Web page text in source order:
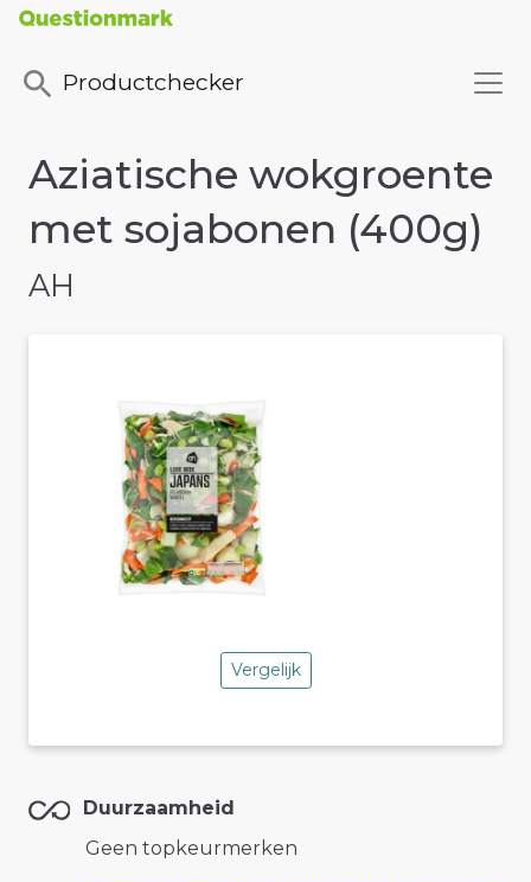
Productchecker
Aziatische wokgroente
met sojabonen (400g)
AH
Vergelijk
Duurzaamheid
Geen topkeurmerken